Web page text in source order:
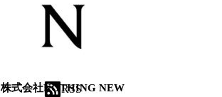
株式会社NOTHING NEW
RSS